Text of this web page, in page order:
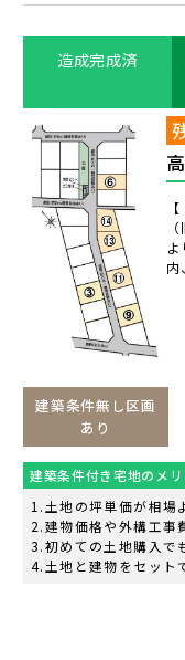
造成完成済
内
建築条件無し区画
あり
建築条件付き宅地のメリ
土地の坪単価が相場
建物価格や外構工事
初めての土地購入で
土地と建物をセット